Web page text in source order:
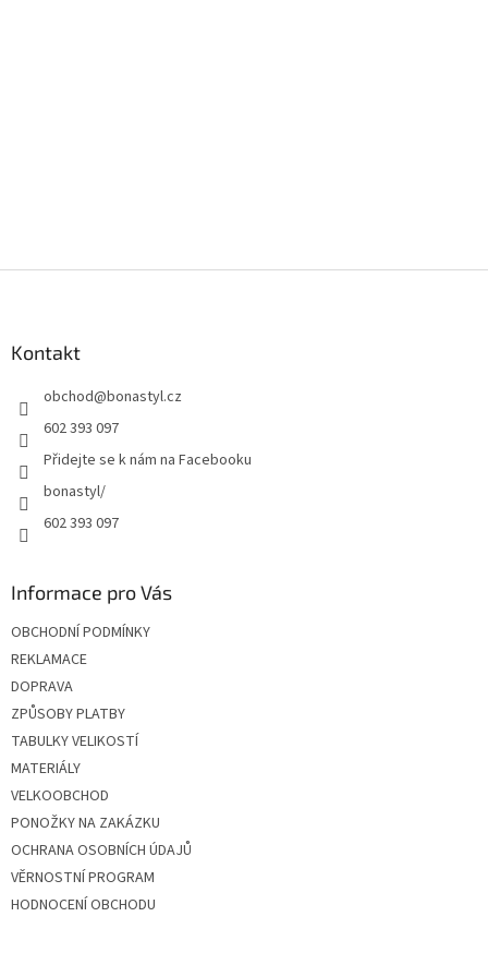
Kontakt
obchod@bonastyl.cz
602 393 097
Přidejte se k nám na Facebooku
bonastyl/
602 393 097
Informace pro Vás
OBCHODNÍ PODMÍNKY
REKLAMACE
DOPRAVA
ZPŮSOBY PLATBY
TABULKY VELIKOSTÍ
MATERIÁLY
VELKOOBCHOD
PONOŽKY NA ZAKÁZKU
OCHRANA OSOBNÍCH ÚDAJŮ
VĚRNOSTNÍ PROGRAM
HODNOCENÍ OBCHODU